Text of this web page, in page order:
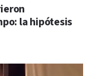
la hipótesis